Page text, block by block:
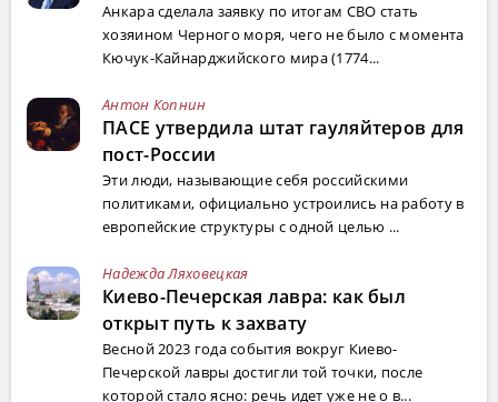
Анкара сделала заявку по итогам СВО стать
хозяином Черного моря, чего не было с момента
Кючук-Кайнарджийского мира (1774...
Антон Копнин
ПАСЕ утвердила штат гауляйтеров для
пост-России
Эти люди, называющие себя российскими
политиками, официально устроились на работу в
европейские структуры с одной целью ...
Надежда Ляховецкая
Киево-Печерская лавра: как был
открыт путь к захвату
Весной 2023 года события вокруг Киево-
Печерской лавры достигли той точки, после
которой стало ясно: речь идет уже не о в...